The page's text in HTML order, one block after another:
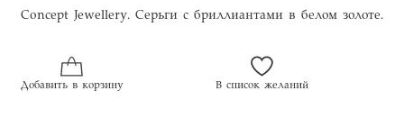
Concept Jewellery. Серьги с бриллиантами в белом золоте.
Добавить в корзину В список желаний